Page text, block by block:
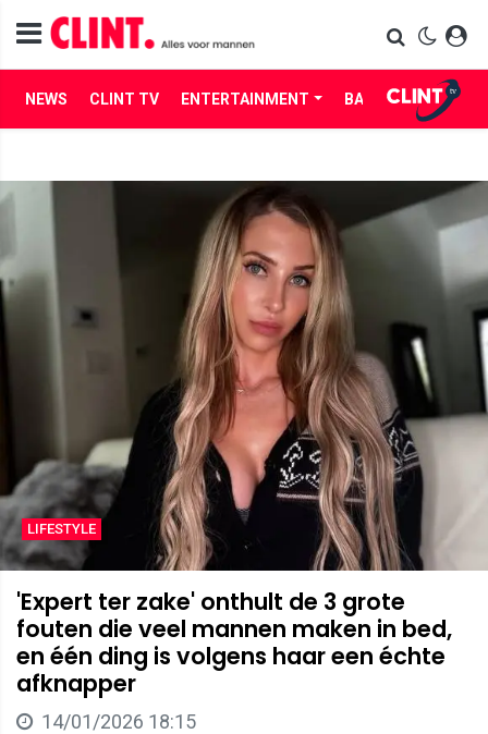
NEWS CLINT TV ENTERTAINMENT BABES LIFE
LIFESTYLE
'Expert ter zake' onthult de 3 grote
fouten die veel mannen maken in bed,
en één ding is volgens haar een échte
afknapper
14/01/2026 18:15